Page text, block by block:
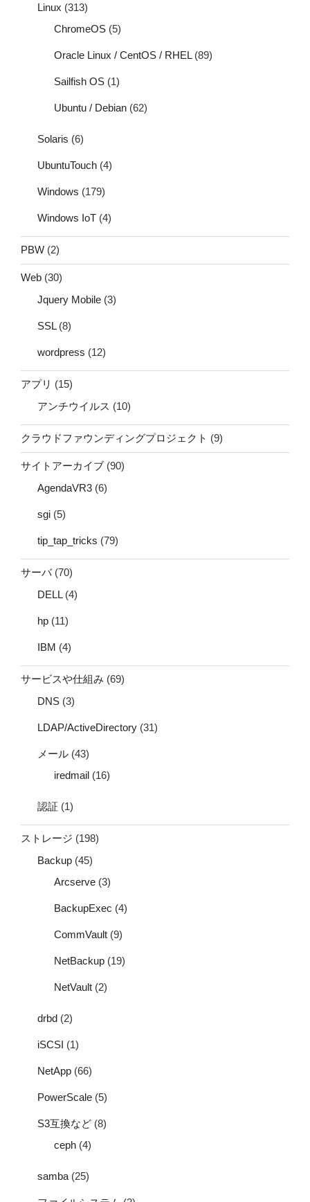
Linux (313)
ChromeOS (5)
Oracle Linux / CentOS / RHEL(89)
Sailfish OS (1)
Ubuntu / Debian (62)
Solaris (6)
UbuntuTouch (4)
Windows (179)
Windows IoT (4)
PBW (2)
Web (30)
Jquery Mobile (3)
SSL(8)
wordpress (12)
アプリ (15)
アンチウイルス (10)
クラウドファウンディングプロジェクト (9)
サイトアーカイブ (90)
AgendaVR3 (6)
sgi (5)
tip_tap_tricks (79)
サーバ(70)
DELL(4)
hp (11)
IBM (4)
サービスや仕組み (69)
DNS (3)
LDAP/ActiveDirectory (31)
メール (43)
iredmail (16)
認証 (1)
ストレージ (198)
Backup (45)
Arcserve (3)
BackupExec (4)
CommVault (9)
NetBackup (19)
NetVault (2)
drbd (2)
iSCSI (1)
NetApp (66)
PowerScale (5)
S3互換など (8)
ceph (4)
samba (25)